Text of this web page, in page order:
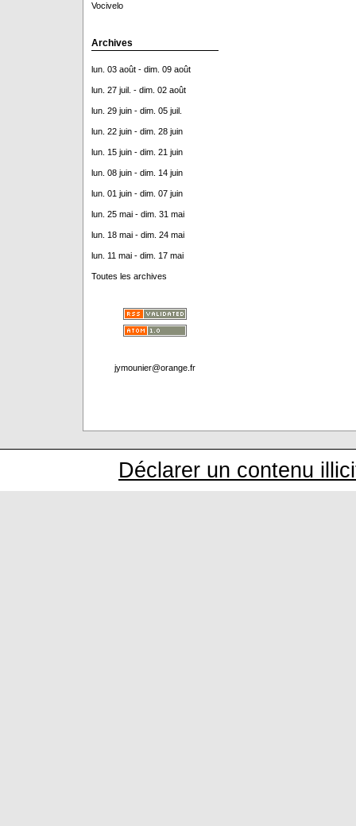
Vocivelo
Archives
lun. 03 août - dim. 09 août
lun. 27 juil. - dim. 02 août
lun. 29 juin - dim. 05 juil.
lun. 22 juin - dim. 28 juin
lun. 15 juin - dim. 21 juin
lun. 08 juin - dim. 14 juin
lun. 01 juin - dim. 07 juin
lun. 25 mai - dim. 31 mai
lun. 18 mai - dim. 24 mai
lun. 11 mai - dim. 17 mai
Toutes les archives
jymounier@orange.fr
Déclarer un contenu